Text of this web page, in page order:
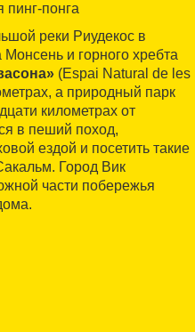
понга
реки Риудекос в
и горного хребта
(Espai Natural de les
а природный парк
километрах от
в пеший поход,
ездой и посетить такие
Город Вик
части побережья